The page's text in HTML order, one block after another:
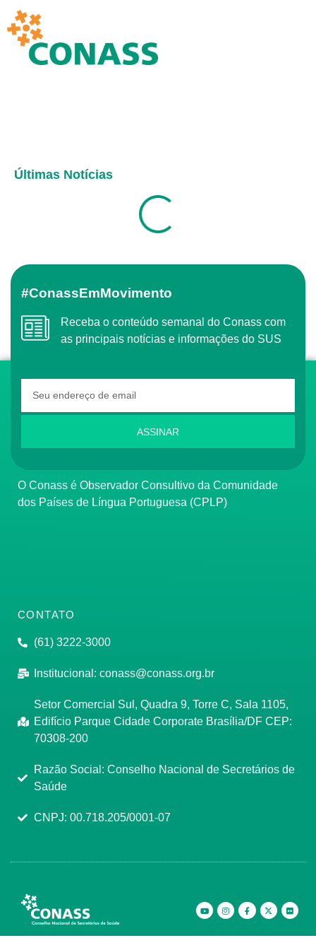
Últimas Notícias
#ConassEmMovimento
Receba o conteúdo semanal do Conass com
as principais notícias e informações do SUS
ASSINAR
O Conass é Observador Consultivo da Comunidade
dos Países de Língua Portuguesa (CPLP)
CONTATO
(61) 3222-3000
Institucional: conass@conass.org.br
Setor Comercial Sul, Quadra 9, Torre C, Sala 1105,
Edifício Parque Cidade Corporate Brasília/DF CEP:
70308-200
Razão Social: Conselho Nacional de Secretários de
Saúde
CNPJ: 00.718.205/0001-07